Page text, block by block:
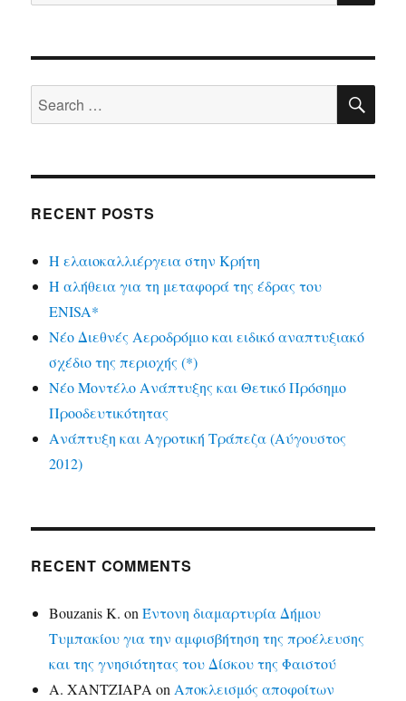
Search
for:
RECENT POSTS
Η ελαιοκαλλιέργεια στην Κρήτη
Η αλήθεια για τη μεταφορά της έδρας του
ENISA*
Νέο Διεθνές Αεροδρόμιο και ειδικό αναπτυξιακό
σχέδιο της περιοχής (*)
Νέο Μοντέλο Ανάπτυξης και Θετικό Πρόσημο
Προοδευτικότητας
Ανάπτυξη και Αγροτική Τράπεζα (Αύγουστος
2012)
RECENT COMMENTS
Bouzanis K. onΈντονη διαμαρτυρία Δήμου
Τυμπακίου για την αμφισβήτηση της προέλευσης
και της γνησιότητας του Δίσκου της Φαιστού
Α. ΧΑΝΤΖΙΑΡΑ on Αποκλεισμός αποφοίτων